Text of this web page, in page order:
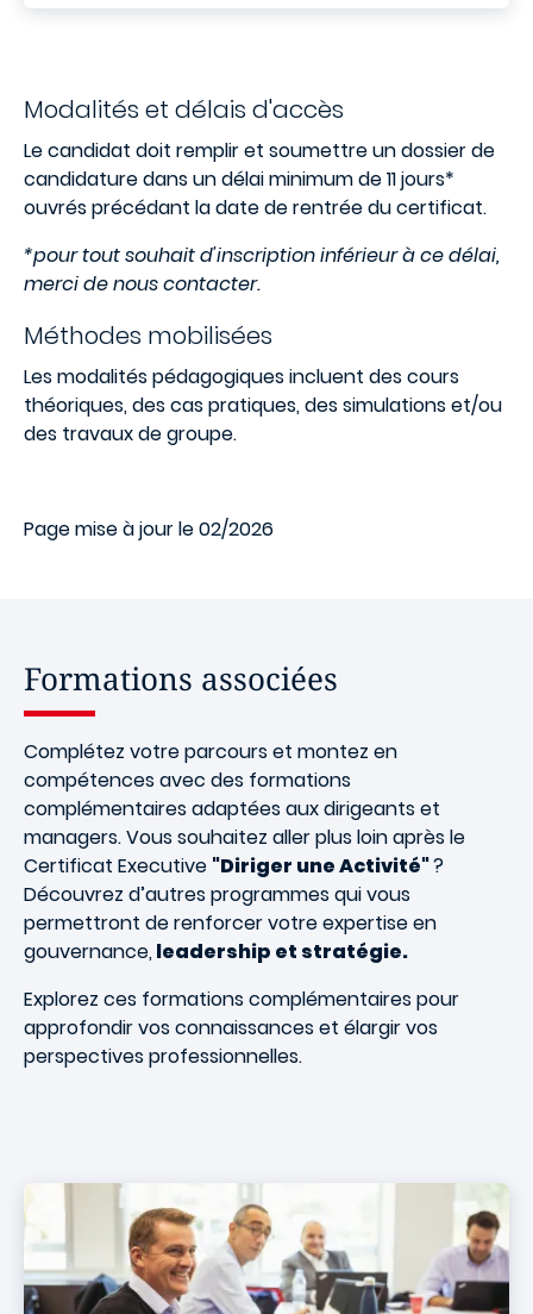
Modalités et délais d'accès
Le candidat doit remplir et soumettre un dossier de
candidature dans un délai minimum de 11 jours*
ouvrés précédant la date de rentrée du certificat.
*pour tout souhait d'inscription inférieur à ce délai,
merci de nous contacter.
Méthodes mobilisées
Les modalités pédagogiques incluent des cours
théoriques, des cas pratiques, des simulations et/ou
des travaux de groupe.
Page mise à jour le 02/2026
Formations associées
Complétez votre parcours et montez en
compétences avec des formations
complémentaires adaptées aux dirigeants et
managers. Vous souhaitez aller plus loin après le
Certificat Executive "Diriger une Activité"?
Découvrez d’autres programmes qui vous
permettront de renforcer votre expertise en
gouvernance,leadership et stratégie.
Explorez ces formations complémentaires pour
approfondir vos connaissances et élargir vos
perspectives professionnelles.